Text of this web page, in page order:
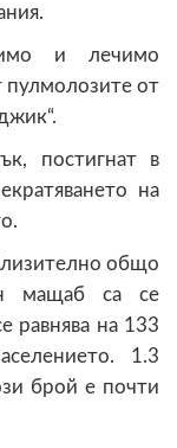
и лечимо
пулмолозите от
постигнат в
на
общо
мащаб са се
равнява на 133
1.3
брой е почти